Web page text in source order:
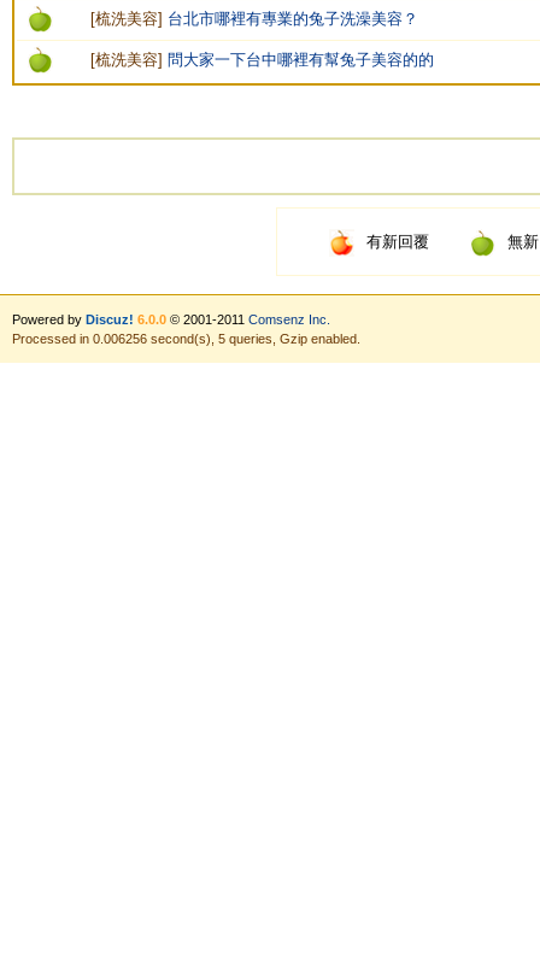
[梳洗美容] 台北市哪裡有專業的兔子洗澡美容？
[梳洗美容] 問大家一下台中哪裡有幫兔子美容的的
有新回覆 無
Powered by Discuz! 6.0.0© 2001-2011 Comsenz Inc.
Processed in 0.006256 second(s), 5 queries, Gzip enabled.